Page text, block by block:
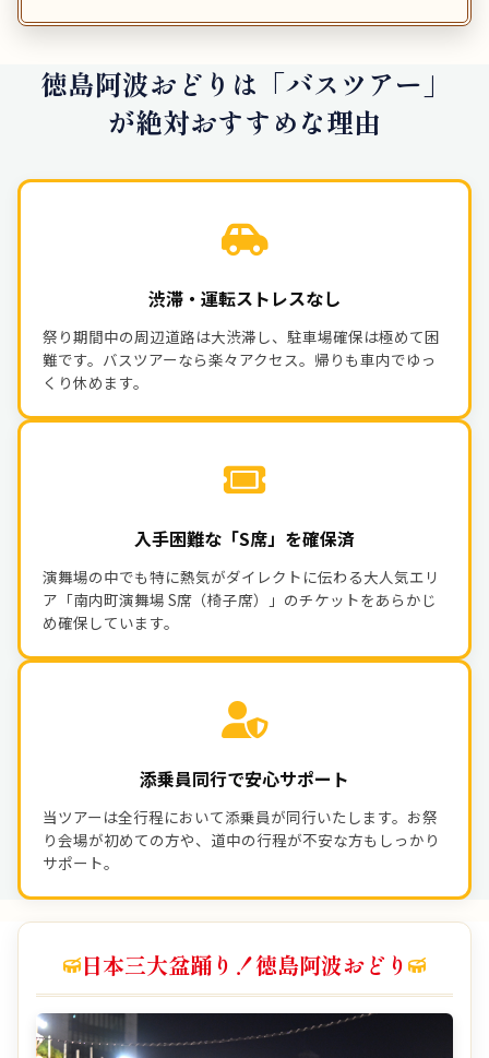
徳島阿波おどりは「バスツアー」
が絶対おすすめな理由
渋滞・運転ストレスなし
祭り期間中の周辺道路は大渋滞し、駐車場確保は極めて困
難です。バスツアーなら楽々アクセス。帰りも車内でゆっ
くり休めます。
入手困難な「S席」を確保済
演舞場の中でも特に熱気がダイレクトに伝わる大人気エリ
ア「南内町演舞場 S席（椅子席）」のチケットをあらかじ
め確保しています。
添乗員同行で安心サポート
当ツアーは全行程において添乗員が同行いたします。お祭
り会場が初めての方や、道中の行程が不安な方もしっかり
サポート。
日本三大盆踊り！徳島阿波おどり